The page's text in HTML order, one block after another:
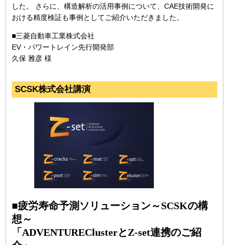
した。 さらに、構造解析の活用事例について、CAE技術開発に
おける精度検証も事例としてご紹介いただきました。
■三菱自動車工業株式会社
EV・パワートレイン先行開発部
久保 雅彦 様
SCSK株式会社講演
■疲労寿命予測ソリューション～SCSKの構
想～
「ADVENTUREClusterとZ-set連携のご紹